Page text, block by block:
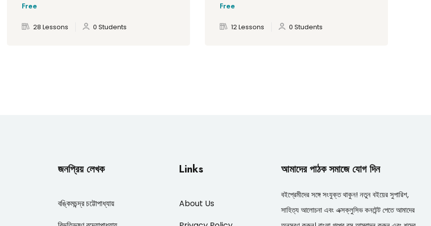
Free
28 Lessons 0 Students
Free
12 Lessons 0 Students
জনপ্রিয় লেখক
বঙ্কিমচন্দ্র চট্টোপাধ্যায়
Links
About Us
আমাদের পাঠক সমাজে যোগ দিন
বইপ্রেমীদের সঙ্গে সংযুক্ত থাকুন! নতুন বইয়ের সুপারিশ,
সাহিত্য আলোচনা এবং এক্সক্লুসিভ কনটেন্ট পেতে আমাদের